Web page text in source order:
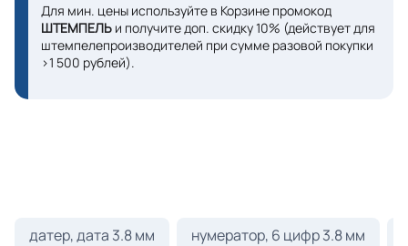
Для мин. цены используйте в Корзине промокод
ШТЕМПЕЛЬ и получите доп. скидку 10% (действует для
штемпелепроизводителей при сумме разовой покупки
>1 500 рублей).
датер, дата 3.8 мм нумератор, 6 цифр 3.8 мм